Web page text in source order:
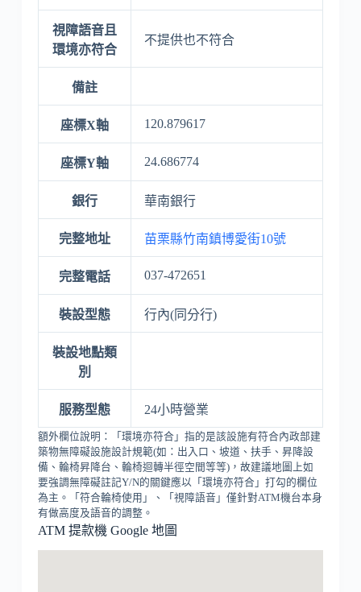
視障語音且
環境亦符合
不提供也不符合
備註
座標X軸 120.879617
座標Y軸 24.686774
銀行 華南銀行
完整地址 苗栗縣竹南鎮博愛街10號
完整電話 037-472651
裝設型態 行內(同分行)
裝設地點類
別
服務型態 24小時營業
額外欄位說明：「環境亦符合」指的是該設施有符合內政部建
築物無障礙設施設計規範(如：出入口、坡道、扶手、昇降設
備、輪椅昇降台、輪椅迴轉半徑空間等等)，故建議地圖上如
要強調無障礙註記Y/N的關鍵應以「環境亦符合」打勾的欄位
為主。「符合輪椅使用」、「視障語音」僅針對ATM機台本身
有做高度及語音的調整。
ATM 提款機 Google 地圖